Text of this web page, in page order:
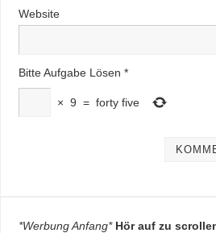
Website
Bitte Aufgabe Lösen *
× 9 = forty five
*Werbung Anfang* Hör auf zu